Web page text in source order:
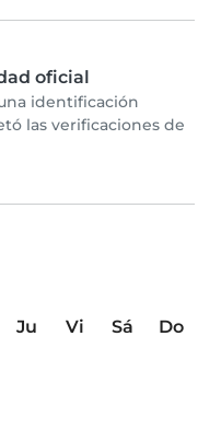
oficial
identificación
las verificaciones de
Ju Vi Sá
Do